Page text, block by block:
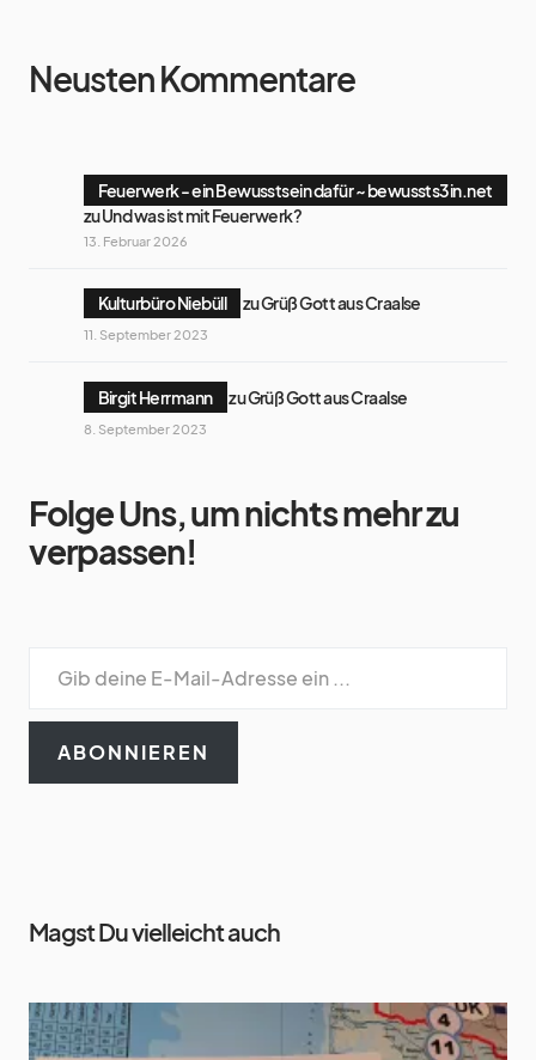
Neusten Kommentare
Feuerwerk - ein Bewusstsein dafür ~ bewussts3in.net
zuUnd was ist mit Feuerwerk?
13. Februar 2026
Kulturbüro Niebüll zuGrüß Gott aus Craalse
11. September 2023
Birgit Herrmann zuGrüß Gott aus Craalse
8. September 2023
Folge Uns, um nichts mehr zu
verpassen!
ABONNIEREN
Magst Du vielleicht auch